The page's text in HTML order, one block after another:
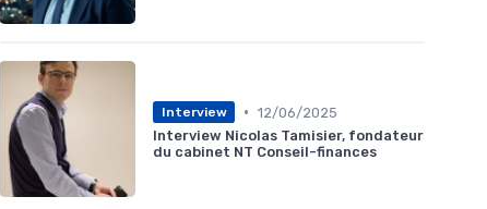
Interview • 12/06/2025
Interview Nicolas Tamisier, fondateur
du cabinet NT Conseil-finances